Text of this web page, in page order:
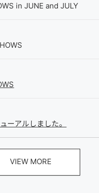
in JUNE and JULY
ーアルしました。
VIEW MORE